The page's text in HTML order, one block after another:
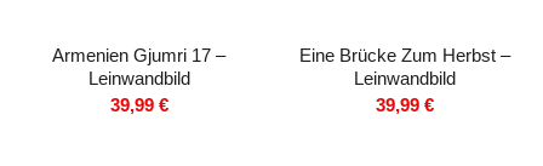
Armenien Gjumri 17 –
Leinwandbild
39,99 €
Eine Brücke Zum Herbst –
Leinwandbild
39,99 €